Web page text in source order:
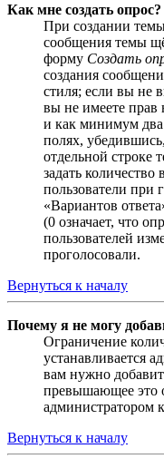
Как мне создать опрос?
При создании
сообщения темы
форму Создать
создания
стиля; если вы не
вы не имеете прав
и как минимум два
полях,
отдельной строке
задать
пользователи
«Вариантов
(0 означает, что
пользователей
проголосовали.
Вернуться к началу
Почему я не могу
Ограничение
устанавливается
вам нужно
превышающее это
администратором
Вернуться к началу